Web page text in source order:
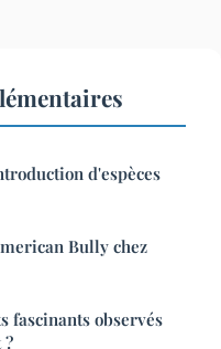
d'espèces
Bully chez
fascinants observés
?